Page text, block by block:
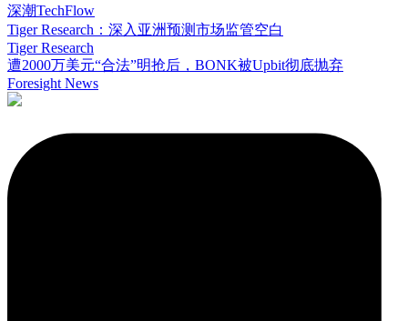
深潮TechFlow
Tiger Research：深入亚洲预测市场监管空白
Tiger Research
遭2000万美元“合法”明抢后，BONK被Upbit彻底抛弃
Foresight News